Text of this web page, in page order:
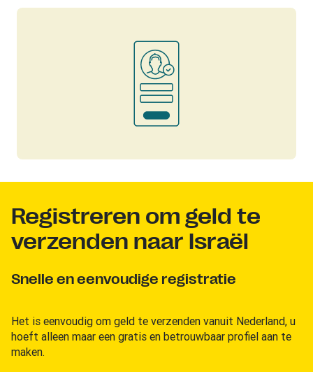
Registreren om geld te
verzenden naar Israël
Snelle en eenvoudige registratie
Het is eenvoudig om geld te verzenden vanuit Nederland, u
hoeft alleen maar een gratis en betrouwbaar profiel aan te
maken.